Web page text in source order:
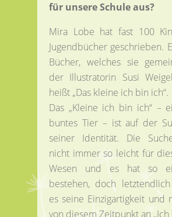
für unsere Schule aus?
Mira Lobe hat fast 100
Jugendbücher geschrieben.
Bücher, welches sie
der Illustratorin Susi
heißt „Das kleine ich bin ich“.
Das „Kleine ich bin ich“ –
buntes Tier – ist auf der
seiner Identität. Die
nicht immer so leicht für
Wesen und es hat so
bestehen, doch
es seine Einzigartigkeit und
von diesem Zeitpunkt an „Ich